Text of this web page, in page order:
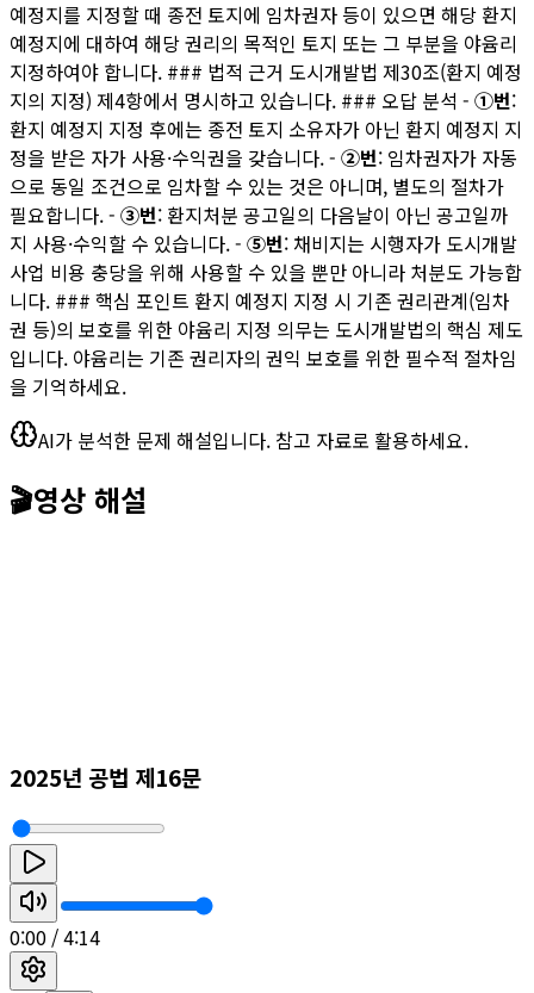
예정지를 지정할 때 종전 토지에 임차권자 등이 있으면 해당 환지
예정지에 대하여 해당 권리의 목적인 토지 또는 그 부분을 야윰리
지정하여야 합니다. ### 법적 근거 도시개발법 제30조(환지 예정
지의 지정) 제4항에서 명시하고 있습니다. ### 오답 분석 - ①번:
환지 예정지 지정 후에는 종전 토지 소유자가 아닌 환지 예정지 지
정을 받은 자가 사용·수익권을 갖습니다. - ②번: 임차권자가 자동
으로 동일 조건으로 임차할 수 있는 것은 아니며, 별도의 절차가
필요합니다. - ③번: 환지처분 공고일의 다음날이 아닌 공고일까
지 사용·수익할 수 있습니다. - ⑤번: 채비지는 시행자가 도시개발
사업 비용 충당을 위해 사용할 수 있을 뿐만 아니라 처분도 가능합
니다. ### 핵심 포인트 환지 예정지 지정 시 기존 권리관계(임차
권 등)의 보호를 위한 야윰리 지정 의무는 도시개발법의 핵심 제도
입니다. 야윰리는 기존 권리자의 권익 보호를 위한 필수적 절차임
을 기억하세요.
AI가 분석한 문제 해설입니다. 참고 자료로 활용하세요.
🎬영상 해설
2025년 공법 제16문
0:00 /4:14